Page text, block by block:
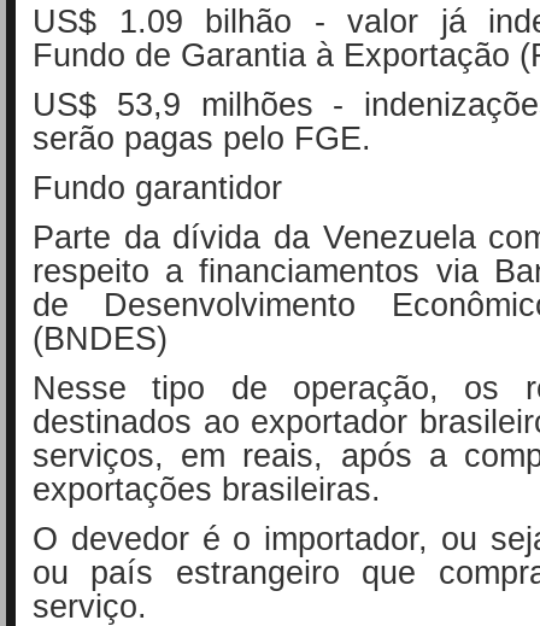
US$ 1.09 bilhão - valor já
Fundo de Garantia à Exportação
US$ 53,9 milhões -
serão pagas pelo FGE.
Fundo garantidor
Parte da dívida da Venezuela
respeito a financiamentos via
de Desenvolvimento
(BNDES)
Nesse tipo de operação, os
destinados ao exportador
serviços, em reais, após a
exportações brasileiras.
O devedor é o importador, ou
ou país estrangeiro que
serviço.